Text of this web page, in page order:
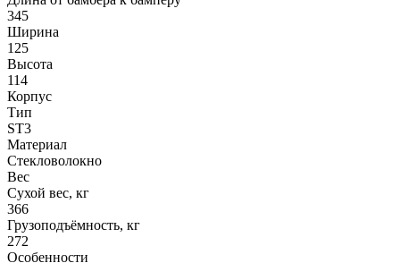
345
Ширина
125
Высота
114
Корпус
Тип
ST3
Материал
Стекловолокно
Вес
Сухой вес, кг
366
Грузоподъёмность, кг
272
Особенности